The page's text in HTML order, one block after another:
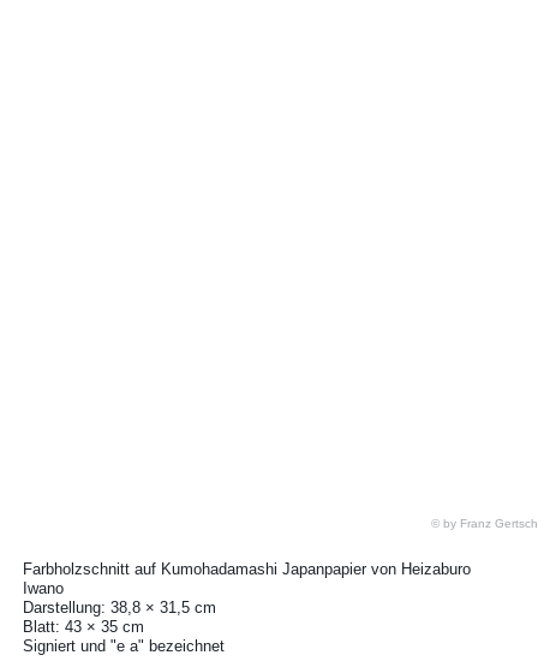
© by Franz Gertsch
Farbholzschnitt auf Kumohadamashi Japanpapier von Heizaburo
Iwano
Darstellung: 38,8 × 31,5 cm
Blatt: 43 × 35 cm
Signiert und "e a" bezeichnet